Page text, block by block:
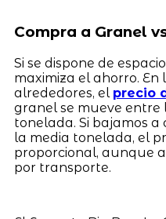
Compra a Granel
Si se dispone de
maximiza el ahorro.
alrededores, el precio
granel se mueve entre
tonelada. Si bajamos a
la media tonelada, el
proporcional, aunque
por transporte.